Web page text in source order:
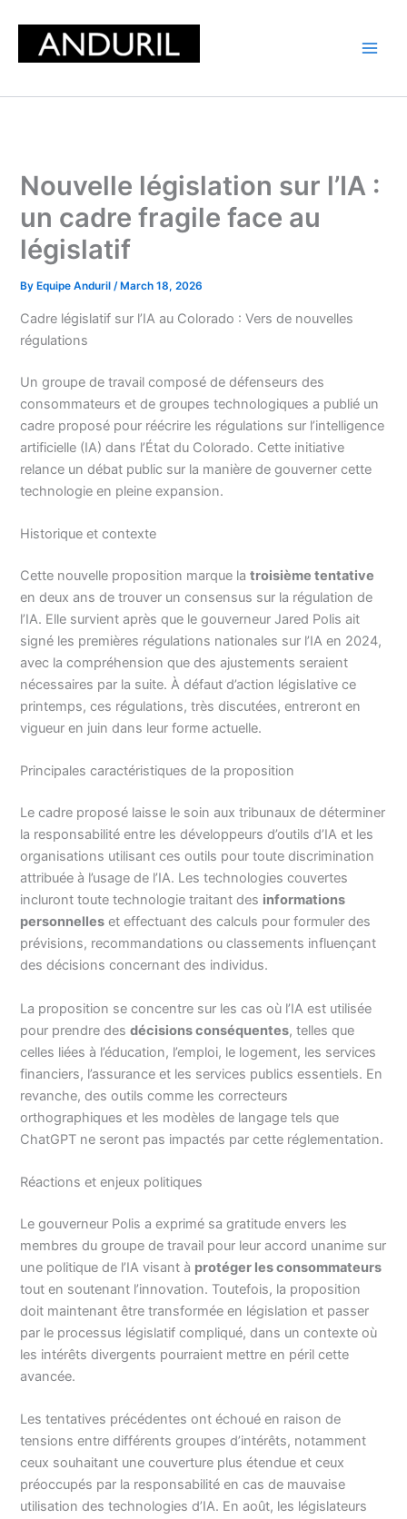
content
Nouvelle législation sur l’IA :
un cadre fragile face au
législatif
By Equipe Anduril/ March 18, 2026
Cadre législatif sur l’IA au Colorado : Vers de nouvelles
régulations
Un groupe de travail composé de défenseurs des
consommateurs et de groupes technologiques a publié un
cadre proposé pour réécrire les régulations sur l’intelligence
artificielle (IA) dans l’État du Colorado. Cette initiative
relance un débat public sur la manière de gouverner cette
technologie en pleine expansion.
Historique et contexte
Cette nouvelle proposition marque latroisième tentative
en deux ans de trouver un consensus sur la régulation de
l’IA. Elle survient après que le gouverneur Jared Polis ait
signé les premières régulations nationales sur l’IA en 2024,
avec la compréhension que des ajustements seraient
nécessaires par la suite. À défaut d’action législative ce
printemps, ces régulations, très discutées, entreront en
vigueur en juin dans leur forme actuelle.
Principales caractéristiques de la proposition
Le cadre proposé laisse le soin aux tribunaux de déterminer
la responsabilité entre les développeurs d’outils d’IA et les
organisations utilisant ces outils pour toute discrimination
attribuée à l’usage de l’IA. Les technologies couvertes
incluront toute technologie traitant des informations
personnelles et effectuant des calculs pour formuler des
prévisions, recommandations ou classements influençant
des décisions concernant des individus.
La proposition se concentre sur les cas où l’IA est utilisée
pour prendre desdécisions conséquentes, telles que
celles liées à l’éducation, l’emploi, le logement, les services
financiers, l’assurance et les services publics essentiels. En
revanche, des outils comme les correcteurs
orthographiques et les modèles de langage tels que
ChatGPT ne seront pas impactés par cette réglementation.
Réactions et enjeux politiques
Le gouverneur Polis a exprimé sa gratitude envers les
membres du groupe de travail pour leur accord unanime sur
une politique de l’IA visant à protéger les consommateurs
tout en soutenant l’innovation. Toutefois, la proposition
doit maintenant être transformée en législation et passer
par le processus législatif compliqué, dans un contexte où
les intérêts divergents pourraient mettre en péril cette
avancée.
Les tentatives précédentes ont échoué en raison de
tensions entre différents groupes d’intérêts, notamment
ceux souhaitant une couverture plus étendue et ceux
préoccupés par la responsabilité en cas de mauvaise
utilisation des technologies d’IA. En août, les législateurs